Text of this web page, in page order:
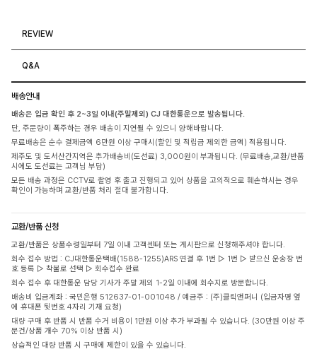
REVIEW
Q&A
배송안내
배송은 입금 확인 후 2~3일 이내(주말제외) CJ 대한통운으로 발송됩니다.
단, 주문량이 폭주하는 경우 배송이 지연될 수 있으니 양해바랍니다.
무료배송은 순수 결제금액 6만원 이상 구매시(할인 및 적립금 제외한 금액) 적용됩니다.
제주도 및 도서산간지역은 추가배송비(도선료) 3,000원이 부과됩니다. (무료배송,교환/반품
시에도 도선료는 고객님 부담)
모든 배송 과정은 CCTV로 촬영 후 출고 진행되고 있어 상품을 고의적으로 훼손하시는 경우
확인이 가능하며 교환/반품 처리 절대 불가합니다.
교환/반품 신청
교환/반품은 상품수령일부터 7일 이내 고객센터 또는 게시판으로 신청해주셔야 합니다.
회수 접수 방법 : CJ대한통운택배(1588-1255)ARS 연결 후 1번 ▷ 1번 ▷ 받으신 운송장 번
호 등록 ▷ 착불로 선택 ▷ 회수접수 완료
회수 접수 후 대한통운 담당 기사가 주말 제외 1-2일 이내에 회수지로 방문합니다.
배송비 입금계좌 : 국민은행 512637-01-001048 / 예금주 : (주)클릭앤퍼니 (입금자명 옆
에 휴대폰 뒷번호 4자리 기재 요청)
대량 구매 후 반품 시 반품 수거 비용이 1만원 이상 추가 부과될 수 있습니다. (30만원 이상 주
문건/상품 개수 70% 이상 반품 시)
상습적인 대량 반품 시 구매에 제한이 있을 수 있습니다.